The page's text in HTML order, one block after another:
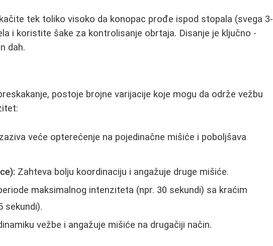
tek toliko visoko da konopac prođe ispod stopala (svega 3-
i koristite šake za kontrolisanje obrtaja. Disanje je ključno -
dah.
postoje brojne varijacije koje mogu da održe vežbu
veće opterećenje na pojedinačne mišiće i poboljšava
Zahteva bolju koordinaciju i angažuje druge mišiće.
maksimalnog intenziteta (npr. 30 sekundi) sa kraćim
sekundi).
vežbe i angažuje mišiće na drugačiji način.